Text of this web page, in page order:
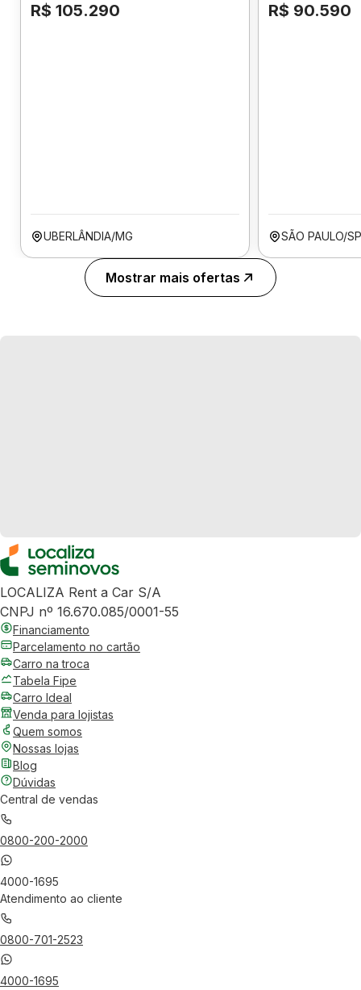
R$ 105.290
UBERLÂNDIA/MG
R$ 90.590
SÃO PAULO/SP
Mostrar mais ofertas
LOCALIZA Rent a Car S/A
CNPJ nº 16.670.085/0001-55
Financiamento
Parcelamento no cartão
Carro na troca
Tabela Fipe
Carro Ideal
Venda para lojistas
Quem somos
Nossas lojas
Blog
Dúvidas
Central de vendas
0800-200-2000
4000-1695
Atendimento ao cliente
0800-701-2523
4000-1695